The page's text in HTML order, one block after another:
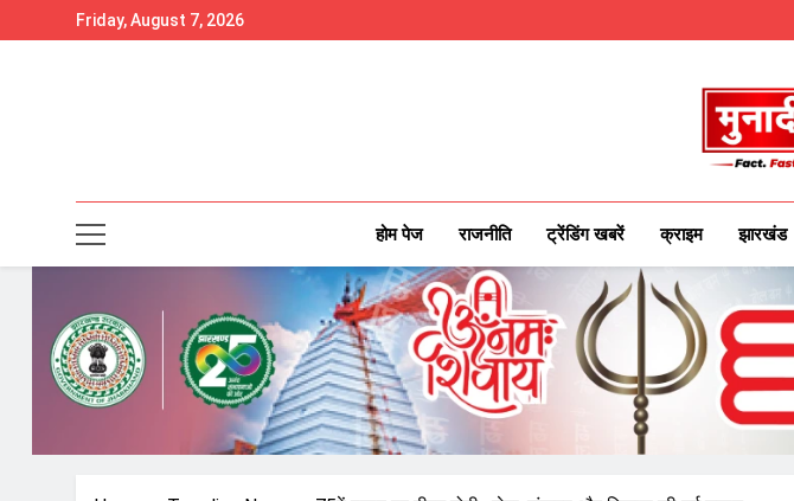
to
Friday, August 7, 2026
Munadi
होम पेज राजनीति ट्रेंडिंग खबरें क्राइम झारखंड